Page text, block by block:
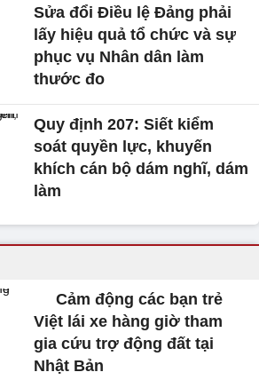
Sửa đổi Điều lệ Đảng phải
lấy hiệu quả tổ chức và sự
phục vụ Nhân dân làm
thước đo
Quy định 207: Siết kiểm
soát quyền lực, khuyến
khích cán bộ dám nghĩ, dám
làm
Cảm động các bạn trẻ
Việt lái xe hàng giờ tham
gia cứu trợ động đất tại
Nhật Bản